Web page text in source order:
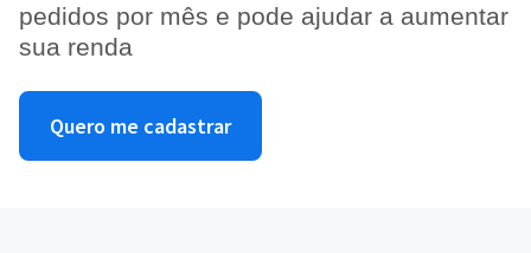
pedidos por mês e pode ajudar a aumentar
sua renda
Quero me cadastrar